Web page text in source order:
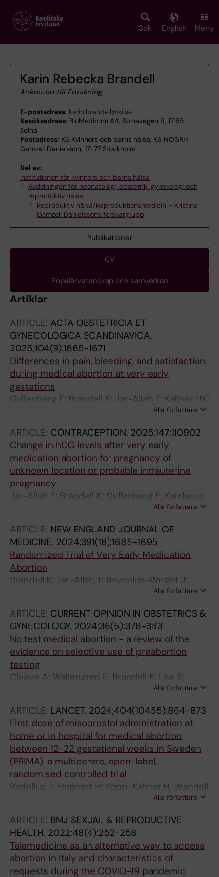
main
Sök English Meny
Karin Rebecka Brandell
Anknuten till Forskning
E-postadress: karin.brandell@ki.se
Besöksadress: BioMedicum A4, Solnavägen 9, 17165
Solna
Postadress: K6 Kvinnors och barns hälsa, K6 NOGRH
Gemzell Danielsson, 171 77 Stockholm
Del av:
Institutionen för kvinnors och barns hälsa
Avdelningen för neonatologi, obstetrik, gynekologi och
reproduktiv hälsa
Reproduktiv hälsa/Reproduktionsmedicin – Kristina
Gemzell Danielssons forskargrupp
Publikationer
CV
Populärvetenskap och samverkan
Artiklar
ARTICLE: ACTA OBSTETRICIA ET
GYNECOLOGICA SCANDINAVICA.
2025;104(9):1665-1671
Differences in pain, bleeding, and satisfaction
during medical abortion at very early
gestations
Gyllenberg F; Brandell K; Jar-Allah T; Kallner HK;
Reynolds-Wright J; Boerma C; Cameron S;
Gemzell-Danielsson K
Alla författare
ARTICLE: CONTRACEPTION. 2025;147:110902
Change in hCG levels after very early
medication abortion for pregnancy of
unknown location or probable intrauterine
pregnancy
Jar-Allah T; Brandell K; Gyllenberg F; Kaislasuo
J; Kopp-Kallner H; Cederblad K; Heikinheimo
Alla författare
ARTICLE: NEW ENGLAND JOURNAL OF
MEDICINE. 2024;391(18):1685-1695
Randomized Trial of Very Early Medication
Abortion
Brandell K; Jar-Allah T; Reynolds-Wright J;
Kallner HK; Hognert H; Gyllenberg F; Kaislasuo
Schimanski K; Gibson G; Lokeland M; Teleman
P; Bixo M; Kjaer MM; Kallfa E; Bring J;
Heikinheimo O; Cameron S; Gemzell-
Danielsson K
Alla författare
ARTICLE: CURRENT OPINION IN OBSTETRICS &
GYNECOLOGY. 2024;36(5):378-383
No test medical abortion - a review of the
evidence on selective use of preabortion
testing
Cleeve A; Wallengren E; Brandell K; Lee S;
Alla författare
ARTICLE: LANCET. 2024;404(10455):864-873
First dose of misoprostol administration at
home or in hospital for medical abortion
between 12-22 gestational weeks in Sweden
(PRIMA): a multicentre, open-label,
randomised controlled trial
Rydelius J; Hognert H; Kopp-Kallner H; Brandell
K; Romell J; Zetterstrom K; Teleman P;Alla författare
ARTICLE: BMJ SEXUAL & REPRODUCTIVE
HEALTH. 2022;48(4):252-258
Telemedicine as an alternative way to access
abortion in Italy and characteristics of
requests during the COVID-19 pandemic